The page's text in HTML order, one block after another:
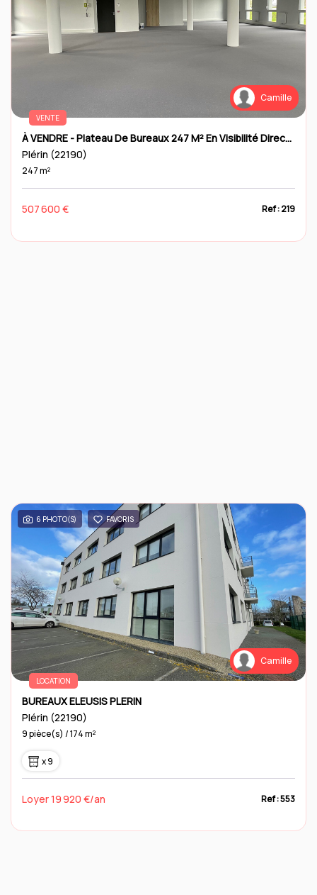
Camille
VENTE
À VENDRE - Plateau De Bureaux 247 M² En Visibilité Directe Sur La RN12
Plérin (22190)
247 m²
507 600 € Ref : 219
6 PHOTO(S) FAVORIS
Camille
LOCATION
BUREAUX ELEUSIS PLERIN
Plérin (22190)
9 pièce(s) / 174 m²
x 9
Loyer 19 920 €/an Ref : 553